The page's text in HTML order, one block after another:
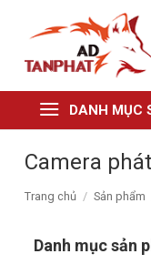
content
DANH MỤC
Camera
Trang chủ / Sản phẩm
Danh mục sản